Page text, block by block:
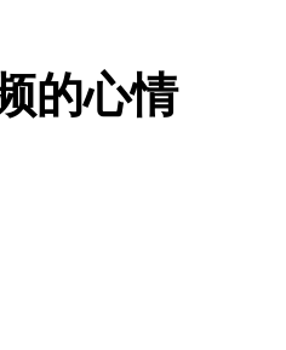
元发工资
的心情